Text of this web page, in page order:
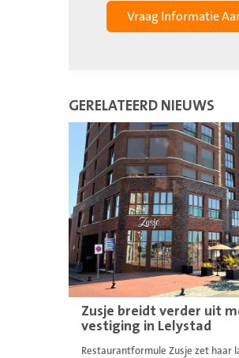
GERELATEERD NIEUWS
Zusje breidt verder uit
vestiging in Lelystad
Restaurantformule Zusje zet haar
Lees
meer